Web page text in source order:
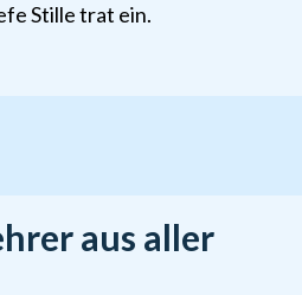
Stille trat ein.
aus aller